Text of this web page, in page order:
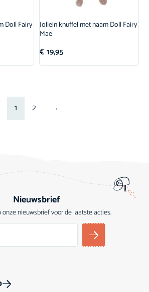
Doll Fairy Jollein knuffel met naam Doll Fairy
Mae
€19,95
1 2 →
Nieuwsbrief
onze nieuwsbrief voor de laatste acties.